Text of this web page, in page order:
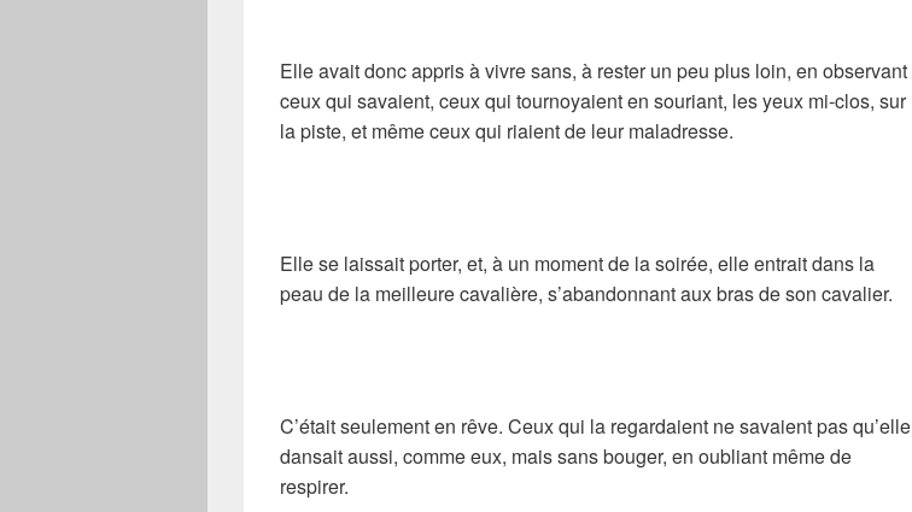
Elle avait donc appris à vivre sans, à rester un peu plus loin, en observant
ceux qui savaient, ceux qui tournoyaient en souriant, les yeux mi-clos, sur
la piste, et même ceux qui riaient de leur maladresse.
Elle se laissait porter, et, à un moment de la soirée, elle entrait dans la
peau de la meilleure cavalière, s’abandonnant aux bras de son cavalier.
C’était seulement en rêve. Ceux qui la regardaient ne savaient pas qu’elle
dansait aussi, comme eux, mais sans bouger, en oubliant même de
respirer.